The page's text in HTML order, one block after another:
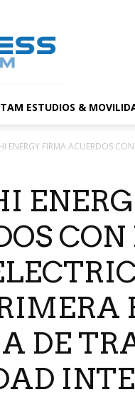
ESTUDIOS &
ENERGY FIRMA ACUERDOS
DE